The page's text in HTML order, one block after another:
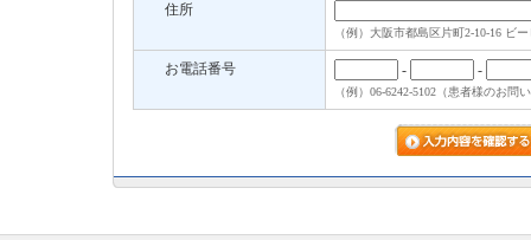
住所
（例）大阪市都島区片町2-10-16 ビ
お電話番号 - -
（例）06-6242-5102（患者様のお問